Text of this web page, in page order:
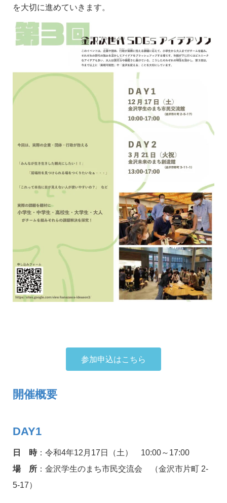
を大切に進めていきます。
参加申込はこちら
開催概要
DAY1
日 時：令和4年12月17日（土） 10:00～17:00
場 所 ：金沢学生のまち市民交流会
（金沢市片町 2-
5-17）